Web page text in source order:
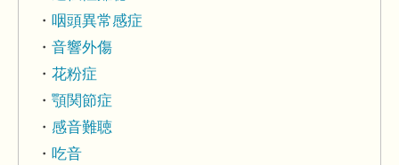
咽頭異常感症
音響外傷
花粉症
顎関節症
感音難聴
吃音